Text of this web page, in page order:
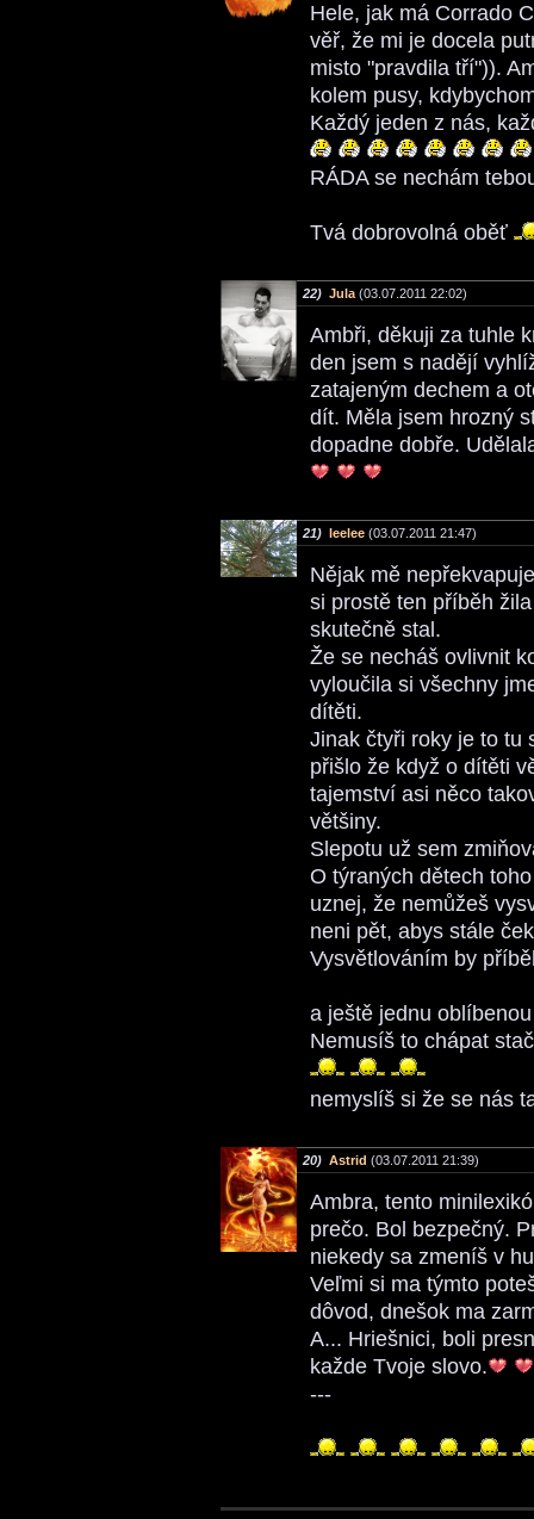
Hele, jak má Corrado
věř, že mi je docela
misto "pravdila tří")).
kolem pusy,
Každý jeden z nás,
RÁDA se nechám
Tvá dobrovolná oběť
22) Jula (03.07.2011 22:02)
Ambři, děkuji za tuhle
den jsem s nadějí
zatajeným dechem a
dít. Měla jsem hrozný
dopadne dobře.
21) leelee (03.07.2011 21:47)
Nějak mě
si prostě ten příběh
skutečně stal.
Že se necháš ovlivnit
vyloučila si všechny
dítěti.
Jinak čtyři roky je to tu
přišlo že když o dítěti
tajemství asi něco
většiny.
Slepotu už sem
O týraných dětech
uznej, že nemůžeš
neni pět, abys stále
Vysvětlováním by
a ještě jednu
Nemusíš to chápat
nemyslíš si že se nás
20) Astrid (03.07.2011 21:39)
Ambra, tento
prečo. Bol bezpečný.
niekedy sa zmeníš v
Veľmi si ma týmto
dôvod, dnešok ma
A... Hriešnici, boli
každe Tvoje slovo.
---